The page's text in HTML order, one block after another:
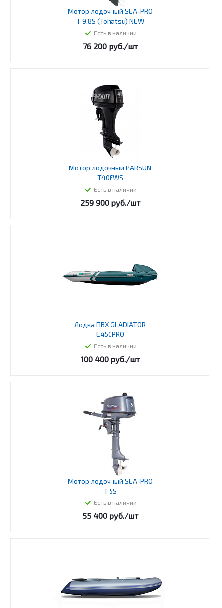
Мотор лодочный SEA-PRO
T 9.8S (Tohatsu) NEW
Есть в наличии
76 200руб./шт
Мотор лодочный PARSUN
T40FWS
Есть в наличии
259 900руб./шт
Лодка ПВХ GLADIATOR
E450PRO
Есть в наличии
100 400руб./шт
Мотор лодочный SEA-PRO
T 5S
Есть в наличии
55 400руб./шт